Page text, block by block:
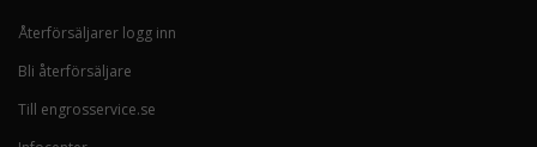
Återförsäljarer logg inn
Bli återförsäljare
Till engrosservice.se